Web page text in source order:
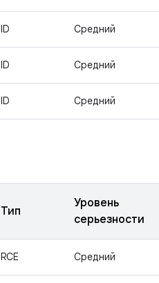
ID Средний
ID Средний
ID Средний
Тип
Уровень
серьезности
RCE Средний